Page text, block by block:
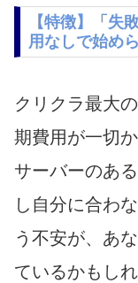
【特徴】「失
用なしで始め
クリクラ最大
期費用が一切
サーバーのあ
し自分に合わ
う不安が、あ
ているかもしれ